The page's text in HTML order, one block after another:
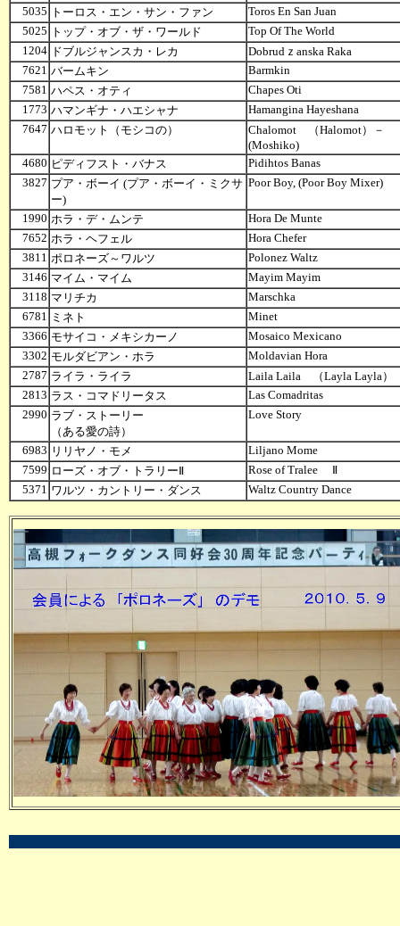
5035 トーロス・エン・サン・ファン
Toros En San Juan
5025 トップ・オブ・ザ・ワールド
Top Of The World
1204 ドブルジャンスカ・レカ
Dobrudｚanska Raka
7621 バームキン
Barmkin
7581 ハペス・オティ
Chapes Oti
1773 ハマンギナ・ハエシャナ
Hamangina Hayeshana
7647 ハロモット（モシコの）
Chalomot （Halomot）－
(Moshiko)
4680 ピディフスト・バナス
Pidihtos Banas
3827 プア・ボーイ (プア・ボーイ・ミクサ
ー)
Poor Boy, (Poor Boy Mixer)
1990 ホラ・デ・ムンテ
Hora De Munte
7652 ホラ・ヘフェル
Hora Chefer
3811 ポロネーズ～ワルツ
Polonez Waltz
3146 マイム・マイム
Mayim Mayim
3118 マリチカ
Marschka
6781 ミネト
Minet
3366 モサイコ・メキシカーノ
Mosaico Mexicano
3302 モルダビアン・ホラ
Moldavian Hora
2787 ライラ・ライラ
Laila Laila （Layla Layla）
2813 ラス・コマドリータス
Las Comadritas
2990 ラブ・ストーリー
（ある愛の詩）
Love Story
6983 リリヤノ・モメ
Liljano Mome
7599 ローズ・オブ・トラリーⅡ
Rose of Tralee Ⅱ
5371 ワルツ・カントリー・ダンス Waltz Country Dance